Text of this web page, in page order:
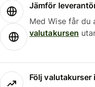
Jämför
Med Wise får du
valutakursen
Följ valutakurser